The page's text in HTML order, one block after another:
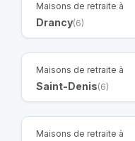
Maisons de retraite à
Drancy(6)
Maisons de retraite à
Saint-Denis(6)
Maisons de retraite à